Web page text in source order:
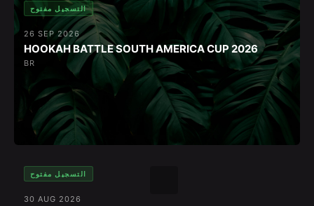
التسجيل مفتوح
26 SEP 2026
HOOKAH BATTLE SOUTH AMERICA CUP 2026
BR
التسجيل مفتوح
30 AUG 2026